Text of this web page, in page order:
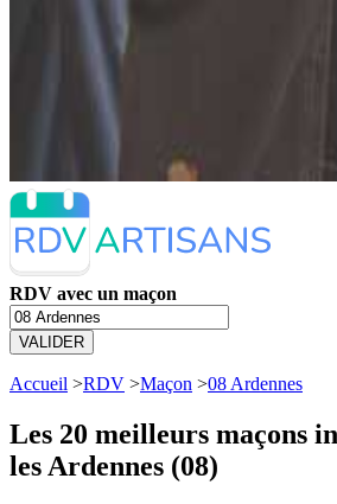
RDV avec un maçon
VALIDER
Accueil >RDV >Maçon >08 Ardennes
Les 20 meilleurs maçons
les Ardennes (08)